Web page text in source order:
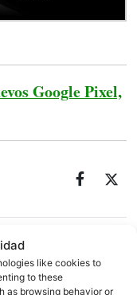
like cookies to
to these
as browsing behavior or
Google Pixel,